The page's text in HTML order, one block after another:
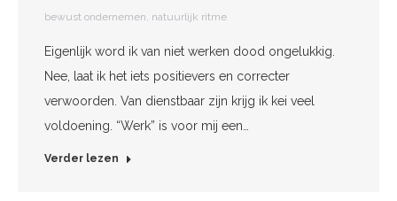
bewust ondernemen, natuurlijk ritme
Eigenlijk word ik van niet werken dood ongelukkig.
Nee, laat ik het iets positievers en correcter
verwoorden. Van dienstbaar zijn krijg ik kei veel
voldoening. “Werk” is voor mij een…
Verder lezen